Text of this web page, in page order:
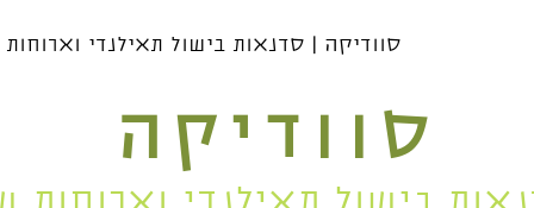
סוודיקה | סדנאות בישול תאילנדי וארוחות שף | 04-6559950 | 050-
סוודיקה